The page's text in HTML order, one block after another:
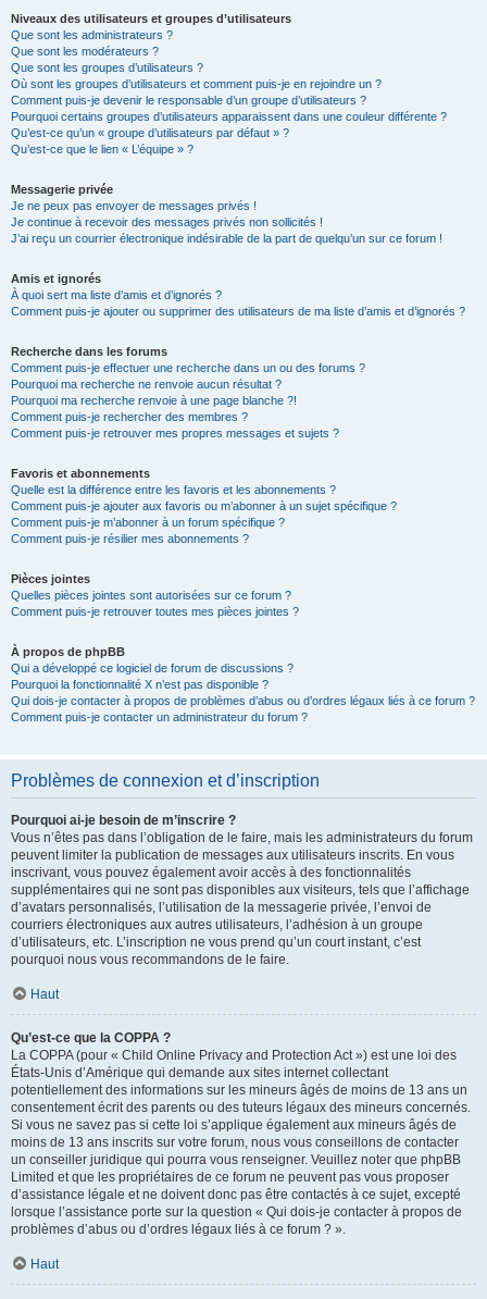
Niveaux des utilisateurs et groupes d’utilisateurs
Que sont les administrateurs ?
Que sont les modérateurs ?
Que sont les groupes d’utilisateurs ?
Où sont les groupes d’utilisateurs et comment puis-je en rejoindre un ?
Comment puis-je devenir le responsable d’un groupe d’utilisateurs ?
Pourquoi certains groupes d’utilisateurs apparaissent dans une couleur différente ?
Qu’est-ce qu’un « groupe d’utilisateurs par défaut » ?
Qu’est-ce que le lien « L’équipe » ?
Messagerie privée
Je ne peux pas envoyer de messages privés !
Je continue à recevoir des messages privés non sollicités !
J’ai reçu un courrier électronique indésirable de la part de quelqu’un sur ce forum !
Amis et ignorés
À quoi sert ma liste d’amis et d’ignorés ?
Comment puis-je ajouter ou supprimer des utilisateurs de ma liste d’amis et d’ignorés ?
Recherche dans les forums
Comment puis-je effectuer une recherche dans un ou des forums ?
Pourquoi ma recherche ne renvoie aucun résultat ?
Pourquoi ma recherche renvoie à une page blanche ?!
Comment puis-je rechercher des membres ?
Comment puis-je retrouver mes propres messages et sujets ?
Favoris et abonnements
Quelle est la différence entre les favoris et les abonnements ?
Comment puis-je ajouter aux favoris ou m’abonner à un sujet spécifique ?
Comment puis-je m’abonner à un forum spécifique ?
Comment puis-je résilier mes abonnements ?
Pièces jointes
Quelles pièces jointes sont autorisées sur ce forum ?
Comment puis-je retrouver toutes mes pièces jointes ?
À propos de phpBB
Qui a développé ce logiciel de forum de discussions ?
Pourquoi la fonctionnalité X n’est pas disponible ?
Qui dois-je contacter à propos de problèmes d’abus ou d’ordres légaux liés à ce forum ?
Comment puis-je contacter un administrateur du forum ?
Problèmes de connexion et d’inscription
Pourquoi ai-je besoin de m’inscrire ?
Vous n’êtes pas dans l’obligation de le faire, mais les administrateurs du forum
peuvent limiter la publication de messages aux utilisateurs inscrits. En vous
inscrivant, vous pouvez également avoir accès à des fonctionnalités
supplémentaires qui ne sont pas disponibles aux visiteurs, tels que l’affichage
d’avatars personnalisés, l’utilisation de la messagerie privée, l’envoi de
courriers électroniques aux autres utilisateurs, l’adhésion à un groupe
d’utilisateurs, etc. L’inscription ne vous prend qu’un court instant, c’est
pourquoi nous vous recommandons de le faire.
Haut
Qu’est-ce que la COPPA ?
La COPPA (pour « Child Online Privacy and Protection Act ») est une loi des
États-Unis d’Amérique qui demande aux sites internet collectant
potentiellement des informations sur les mineurs âgés de moins de 13 ans un
consentement écrit des parents ou des tuteurs légaux des mineurs concernés.
Si vous ne savez pas si cette loi s’applique également aux mineurs âgés de
moins de 13 ans inscrits sur votre forum, nous vous conseillons de contacter
un conseiller juridique qui pourra vous renseigner. Veuillez noter que phpBB
Limited et que les propriétaires de ce forum ne peuvent pas vous proposer
d’assistance légale et ne doivent donc pas être contactés à ce sujet, excepté
lorsque l’assistance porte sur la question « Qui dois-je contacter à propos de
problèmes d’abus ou d’ordres légaux liés à ce forum ? ».
Haut